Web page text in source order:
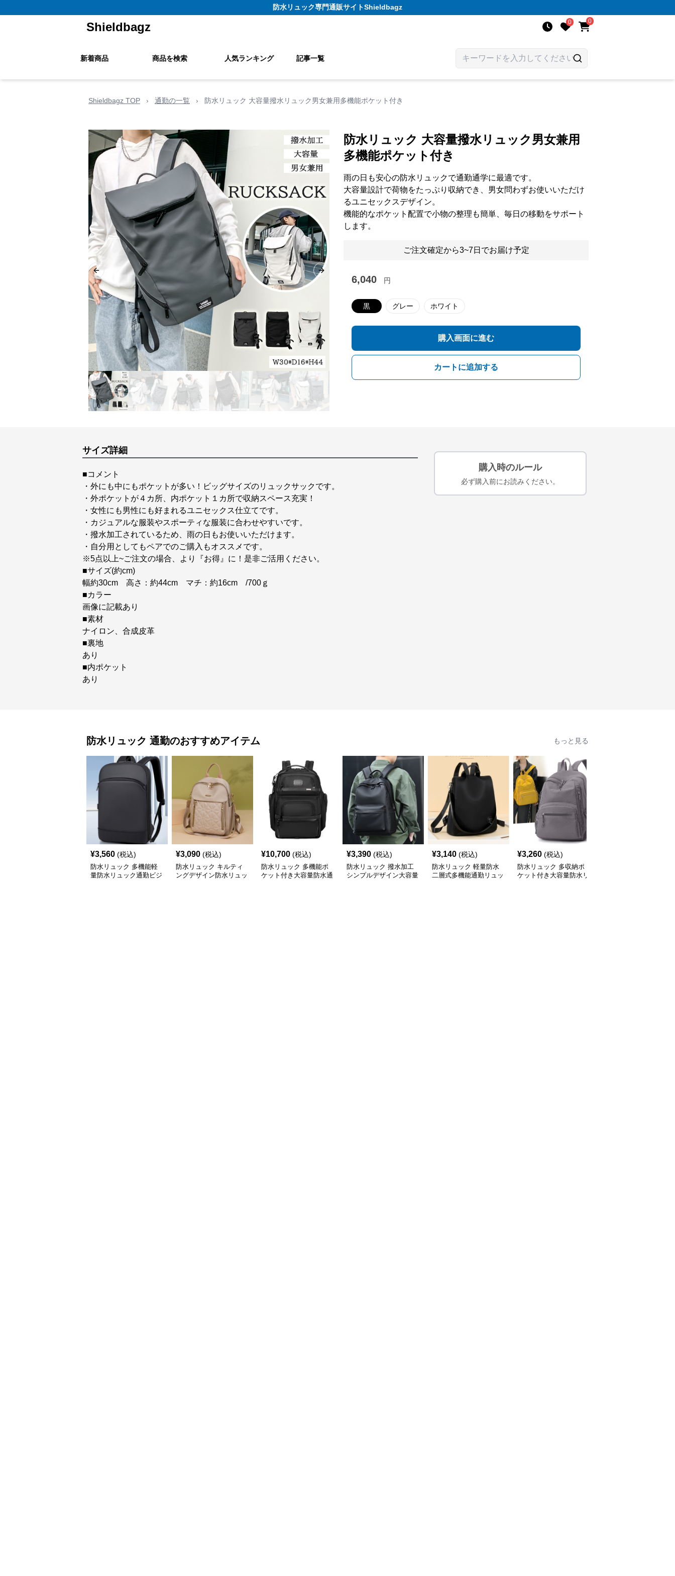
防水リュック専門通販サイトShieldbagz
Shieldbagz 0 0
新着商品 商品を検索 人気ランキング 記事一覧
Shieldbagz TOP › 通勤の一覧 › 防水リュック 大容量撥水リュック男女兼用多機能ポケット付き
Previous slide Next slide
防水リュック 大容量撥水リュック男女兼用
多機能ポケット付き
雨の日も安心の防水リュックで通勤通学に最適です。
大容量設計で荷物をたっぷり収納でき、男女問わずお使いいただけ
るユニセックスデザイン。
機能的なポケット配置で小物の整理も簡単、毎日の移動をサポート
します。
ご注文確定から3~7日でお届け予定
6,040 円
黒 グレー ホワイト
購入画面に進む
カートに追加する
サイズ詳細
■コメント
・外にも中にもポケットが多い！ビッグサイズのリュックサックです。
・外ポケットが４カ所、内ポケット１カ所で収納スペース充実！
・女性にも男性にも好まれるユニセックス仕立てです。
・カジュアルな服装やスポーティな服装に合わせやすいです。
・撥水加工されているため、雨の日もお使いいただけます。
・自分用としてもペアでのご購入もオススメです。
※5点以上~ご注文の場合、より『お得』に！是非ご活用ください。
■サイズ(約cm)
幅約30cm 高さ：約44cm マチ：約16cm /700ｇ
■カラー
画像に記載あり
■素材
ナイロン、合成皮革
■裏地
あり
■内ポケット
あり
購入時のルール
必ず購入前にお読みください。
防水リュック 通勤のおすすめアイテム もっと見る
¥3,560 (税込)
防水リュック 多機能軽
量防水リュック通勤ビジ
¥3,090 (税込)
防水リュック キルティ
ングデザイン防水リュッ
¥10,700 (税込)
防水リュック 多機能ポ
ケット付き大容量防水通
¥3,390 (税込)
防水リュック 撥水加工
シンプルデザイン大容量
¥3,140 (税込)
防水リュック 軽量防水
二層式多機能通勤リュッ
¥3,260 (税込)
防水リュック 多収納ポ
ケット付き大容量防水リ